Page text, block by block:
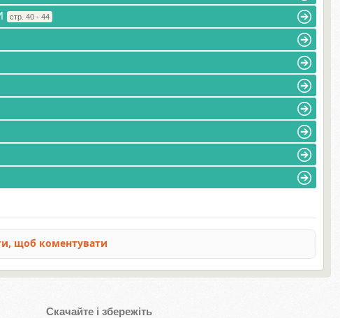
стр. 40 - 44
Скачайте і збережіть